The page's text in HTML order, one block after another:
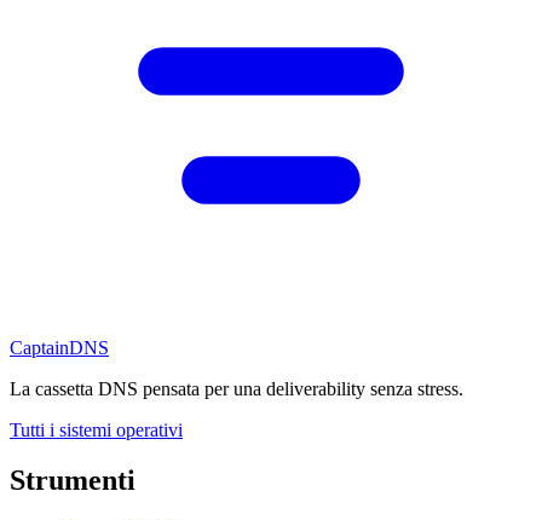
CaptainDNS
La cassetta DNS pensata per una deliverability senza stress.
Tutti i sistemi operativi
Strumenti